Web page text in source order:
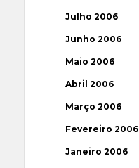
Julho 2006
Junho 2006
Maio 2006
Abril 2006
Março 2006
Fevereiro 2006
Janeiro 2006